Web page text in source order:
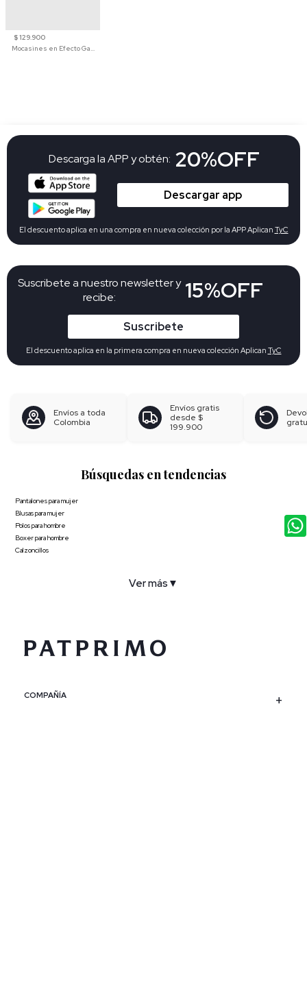
$ 129.900
Mocasines en Efecto Gamuzado Para Mujer
Suscribete a nuestro newsletter y
recibe:
15%OFF
Suscribete
El descuento aplica en la primera compra en nueva colección Aplican TyC
Descarga la APP y obtén: 20%OFF
Descargar app
El descuento aplica en una compra en nueva colección por la APP Aplican TyC
Envíos a toda
Colombia
Envíos gratis
desde $
199.900
Búsquedas en tendencias
Pantalones para mujer
Blusas para mujer
Polos para hombre
Boxer para hombre
Calzoncillos
Ver más ▼
COMPAÑÍA